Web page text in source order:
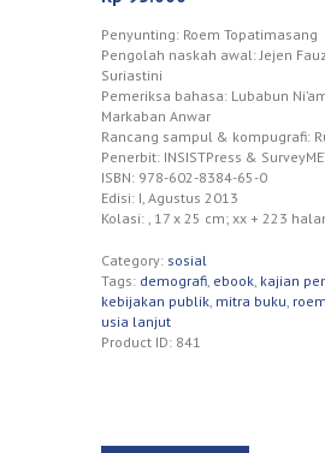
Penyunting: Roem Topatimasang
Pengolah naskah awal: Jejen
Suriastini
Pemeriksa bahasa: Lubabun
Markaban Anwar
Rancang sampul & kompugrafi:
Penerbit: INSISTPress &
ISBN: 978-602-8384-65-0
Edisi: I, Agustus 2013
Kolasi: , 17 x 25 cm; xx + 223
Category: sosial
Tags: demografi, ebook, kajian
kebijakan publik, mitra buku,
usia lanjut
Product ID: 841